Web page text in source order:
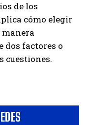
de los
cómo elegir
manera
dos factores o
cuestiones.